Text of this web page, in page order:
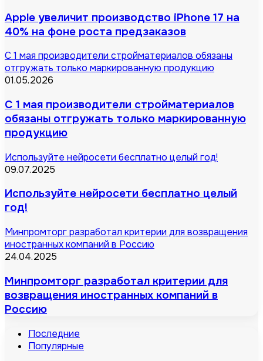
Apple увеличит производство iPhone 17 на
40% на фоне роста предзаказов
С 1 мая производители стройматериалов обязаны
отгружать только маркированную продукцию
01.05.2026
С 1 мая производители стройматериалов
обязаны отгружать только маркированную
продукцию
Используйте нейросети бесплатно целый год!
09.07.2025
Используйте нейросети бесплатно целый
год!
Минпромторг разработал критерии для возвращения
иностранных компаний в Россию
24.04.2025
Минпромторг разработал критерии для
возвращения иностранных компаний в
Россию
Последние
Популярные